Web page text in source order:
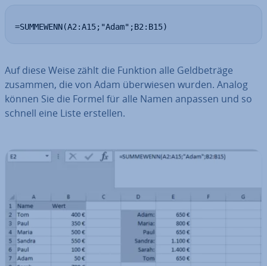
=SUMMEWENN(A2:A15;"Adam";B2:B15)
Auf diese Weise zählt die Funktion alle Geld­be­trä­ge
zusammen, die von Adam über­wie­sen wurden. Analog
können Sie die Formel für alle Namen anpassen und so
schnell eine Liste erstellen.